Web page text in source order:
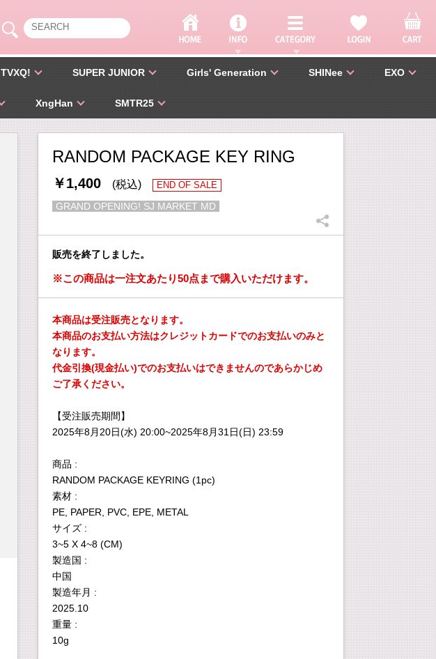
TVXQ! SUPER JUNIOR Girls' Generation SHINee EXO
XngHan SMTR25
RANDOM PACKAGE KEY RING
￥1,400 (税込) END OF SALE
GRAND OPENING! SJ MARKET MD
販売を終了しました。
※この商品は一注文あたり50点まで購入いただけます。
本商品は受注販売となります。
本商品のお支払い方法はクレジットカードでのお支払いのみと
なります。
代金引換(現金払い)でのお支払いはできませんのであらかじめ
ご了承ください。
【受注販売期間】
2025年8月20日(水) 20:00~2025年8月31日(日) 23:59
商品 :
RANDOM PACKAGE KEYRING (1pc)
素材 :
PE, PAPER, PVC, EPE, METAL
サイズ :
3~5 X 4~8 (CM)
製造国 :
中国
製造年月 :
2025.10
重量 :
10g